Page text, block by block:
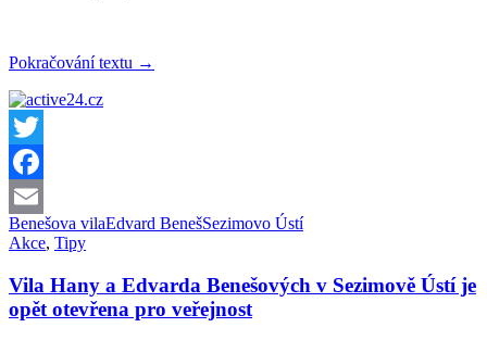
Pokračování textu Benešova
prohlídky
→
Twitter
Facebook
Email
Benešova vilaEdvard BenešSezimovo Ústí
Akce, Tipy
Vila Hany a Edvarda Benešových v Sezimově Ústí je
opět otevřena pro veřejnost